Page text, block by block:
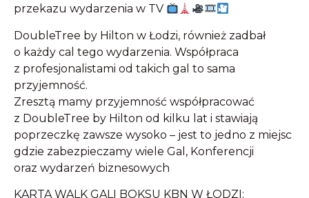
przekazu wydarzenia w TV
DoubleTree by Hilton w Łodzi, również zadbał
o każdy cal tego wydarzenia. Współpraca
z profesjonalistami od takich gal to sama
przyjemność.
Zresztą mamy przyjemność współpracować
z DoubleTree by Hilton od kilku lat i stawiają
poprzeczkę zawsze wysoko – jest to jedno z miejsc
gdzie zabezpieczamy wiele Gal, Konferencji
oraz wydarzeń biznesowych
KARTA WALK GALI BOKSU KBN W ŁODZI: